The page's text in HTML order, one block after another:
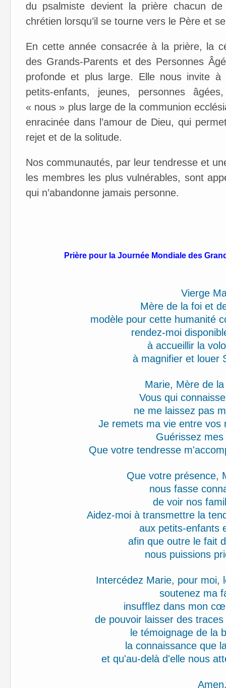
du psalmiste devient la prière chacun
chrétien lorsqu’il se tourne vers le Père et
En cette année consacrée à la prière, la
des Grands-Parents et des Personnes
profonde et plus large. Elle nous invite à
petits-enfants, jeunes, personnes
« nous » plus large de la communion
enracinée dans l’amour de Dieu, qui
rejet et de la solitude.
Nos communautés, par leur tendresse et
les membres les plus vulnérables, sont
qui n’abandonne jamais personne.
Prière pour la Journée Mondiale des
Vierge
Mère de la foi et
modèle pour cette humanité
rendez-moi
à accueillir la
à magnifier et louer
Marie, Mère de
Vous qui
ne me laissez pas
Je remets ma vie entre
Guérissez
Que votre tendresse
Que votre présence,
nous fasse
de voir nos
Aidez-moi à transmettre la
aux petits-enfants
afin que outre le fait
nous puissions
Intercédez Marie, pour moi,
soutenez ma
insufflez dans mon
de pouvoir laisser des
le témoignage de la
la connaissance que
et qu'au-delà d'elle nous